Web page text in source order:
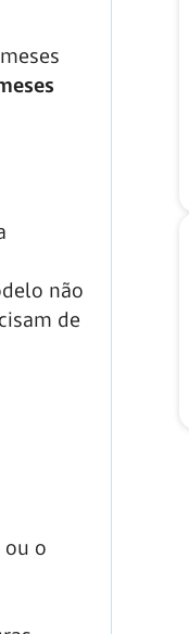
não
de
o